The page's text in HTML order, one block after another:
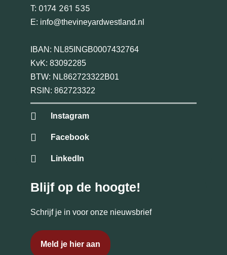
T: 0174 261 535
E: info@thevineyardwestland.nl
IBAN: NL85INGB0007432764
KvK: 83092285
BTW: NL862723322B01
RSIN: 862723322
Instagram
Facebook
LinkedIn
Blijf op de hoogte!
Schrijf je in voor onze nieuwsbrief
Meld je hier aan